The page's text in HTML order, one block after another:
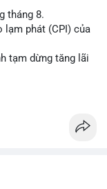
tháng 8.
lạm phát (CPI) của
tạm dừng tăng lãi